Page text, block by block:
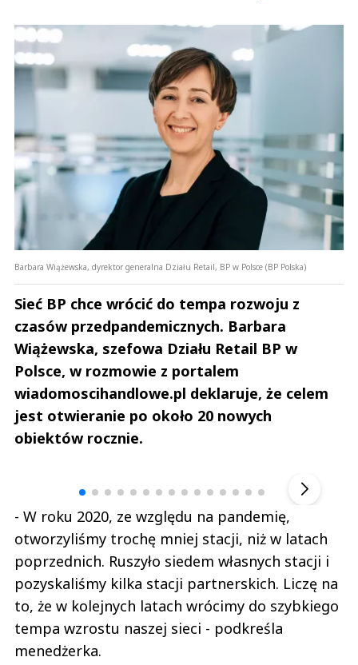
Barbara Wiążewska, dyrektor generalna Działu Retail, BP w Polsce (BP Polska)
Sieć BP chce wrócić do tempa rozwoju z
czasów przedpandemicznych. Barbara
Wiążewska, szefowa Działu Retail BP w
Polsce, w rozmowie z portalem
wiadomoscihandlowe.pl deklaruje, że celem
jest otwieranie po około 20 nowych
obiektów rocznie.
- W roku 2020, ze względu na pandemię,
otworzyliśmy trochę mniej stacji, niż w latach
poprzednich. Ruszyło siedem własnych stacji i
pozyskaliśmy kilka stacji partnerskich. Liczę na
to, że w kolejnych latach wrócimy do szybkiego
tempa wzrostu naszej sieci - podkreśla
menedżerka.